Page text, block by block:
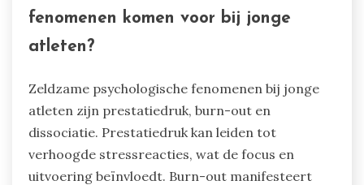
fenomenen komen voor bij jonge
atleten?
Zeldzame psychologische fenomenen bij jonge
atleten zijn prestatiedruk, burn-out en
dissociatie. Prestatiedruk kan leiden tot
verhoogde stressreacties, wat de focus en
uitvoering beïnvloedt. Burn-out manifesteert